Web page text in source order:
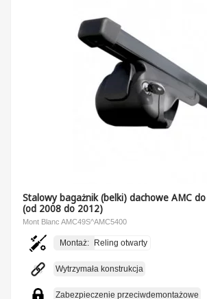
Stalowy bagażnik (belki) dachowe AMC
(od 2008 do 2012)
Mont Blanc AMC49S^AMC5400
Montaż: Reling otwarty
Wytrzymała konstrukcja
Zabezpieczenie przeciwdemontażowe